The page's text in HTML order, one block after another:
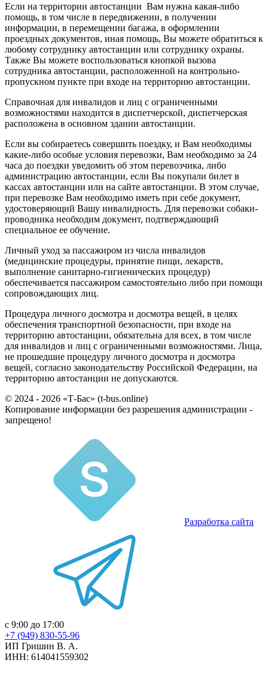
Если на территории автостанции Вам нужна какая-либо
помощь, в том числе в передвижении, в получении
информации, в перемещении багажа, в оформлении
проездных документов, иная помощь, Вы можете обратиться к
любому сотруднику автостанции или сотруднику охраны.
Также Вы можете воспользоваться кнопкой вызова
сотрудника автостанции, расположенной на контрольно-
пропускном пункте при входе на территорию автостанции.
Справочная для инвалидов и лиц с ограниченными
возможностями находится в диспетчерской, диспетчерская
расположена в основном здании автостанции.
Если вы собираетесь совершить поездку, и Вам необходимы
какие-либо особые условия перевозки, Вам необходимо за 24
часа до поездки уведомить об этом перевозчика, либо
администрацию автостанции, если Вы покупали билет в
кассах автостанции или на сайте автостанции. В этом случае,
при перевозке Вам необходимо иметь при себе документ,
удостоверяющий Вашу инвалидность. Для перевозки собаки-
проводника необходим документ, подтверждающий
специальное ее обучение.
Личный уход за пассажиром из числа инвалидов
(медицинские процедуры, принятие пищи, лекарств,
выполнение санитарно-гигиенических процедур)
обеспечивается пассажиром самостоятельно либо при помощи
сопровождающих лиц.
Процедура личного досмотра и досмотра вещей, в целях
обеспечения транспортной безопасности, при входе на
территорию автостанции, обязательна для всех, в том числе
для инвалидов и лиц с ограниченными возможностями. Лица,
не прошедшие процедуру личного досмотра и досмотра
вещей, согласно законодательству Российской Федерации, на
территорию автостанции не допускаются.
© 2024 - 2026 «Т-Бас» (t-bus.online)
Копирование информации без разрешения администрации -
запрещено!
Разработка сайта
с 9:00 до 17:00
+7 (949) 830-55-96
ИП Гришин В. А.
ИНН: 614041559302